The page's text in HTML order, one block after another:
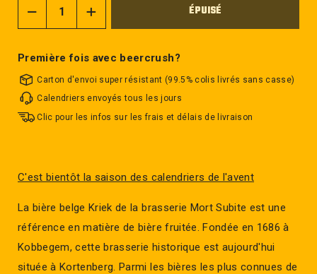
ÉPUISÉ
Première fois avec beercrush?
Carton d'envoi super résistant (99.5% colis livrés sans casse)
Calendriers envoyés tous les jours
Clic pour les infos sur les frais et délais de livraison
C'est bientôt la saison des calendriers de l'avent
La bière belge Kriek de la brasserie Mort Subite est une
référence en matière de bière fruitée. Fondée en 1686 à
Kobbegem, cette brasserie historique est aujourd'hui
située à Kortenberg. Parmi les bières les plus connues de